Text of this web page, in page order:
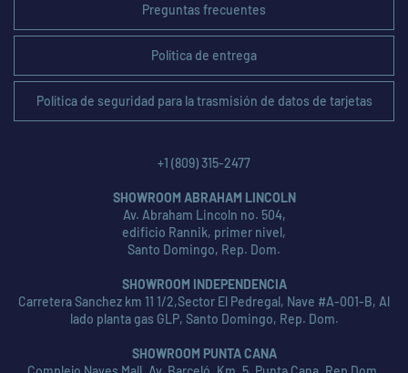
Preguntas frecuentes
Política de entrega
Política de seguridad para la trasmisión de datos de tarjetas
+1 (809) 315-2477
SHOWROOM ABRAHAM LINCOLN
Av. Abraham Lincoln no. 504,
edificio Rannik, primer nivel,
Santo Domingo, Rep. Dom.
SHOWROOM INDEPENDENCIA
Carretera Sanchez km 11 1/2,Sector El Pedregal, Nave #A-001-B, Al
lado planta gas GLP, Santo Domingo, Rep. Dom.
SHOWROOM PUNTA CANA